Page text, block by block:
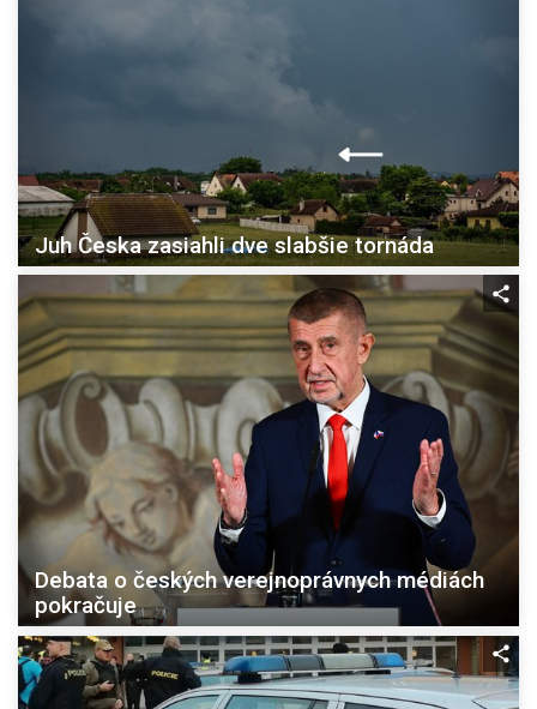
Juh Česka zasiahli dve slabšie tornáda
Debata o českých verejnoprávnych médiách
pokračuje